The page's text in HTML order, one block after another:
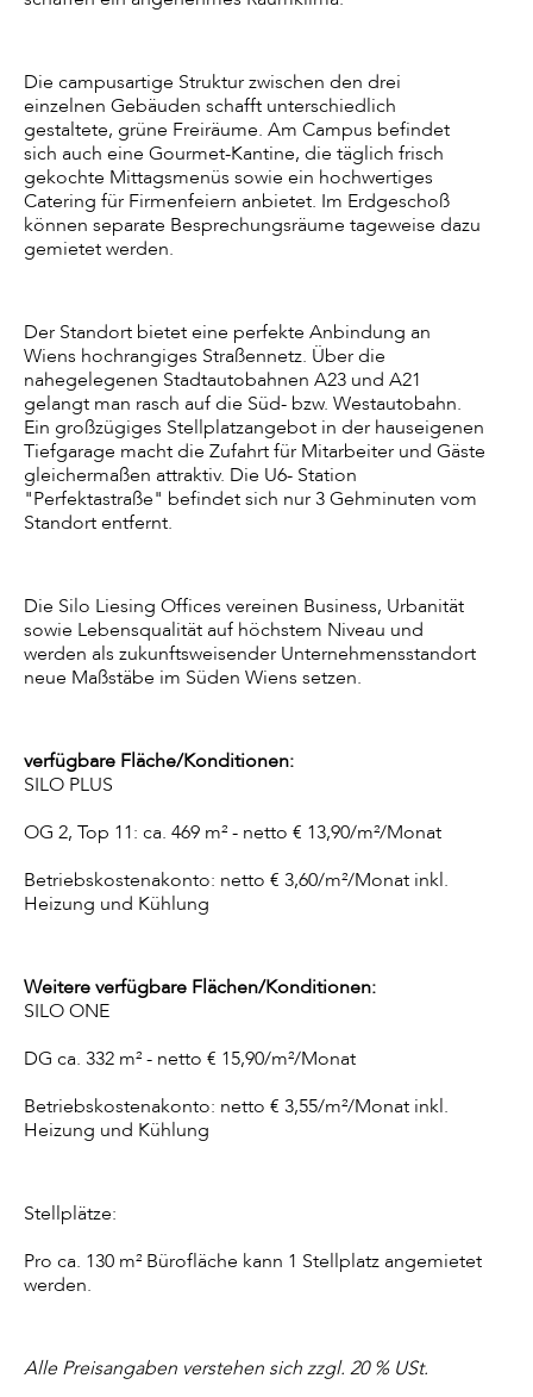
Die campusartige Struktur zwischen den drei
einzelnen Gebäuden schafft unterschiedlich
gestaltete, grüne Freiräume. Am Campus befindet
sich auch eine Gourmet-Kantine, die täglich frisch
gekochte Mittagsmenüs sowie ein hochwertiges
Catering für Firmenfeiern anbietet. Im Erdgeschoß
können separate Besprechungsräume tageweise dazu
gemietet werden.
Der Standort bietet eine perfekte Anbindung an
Wiens hochrangiges Straßennetz. Über die
nahegelegenen Stadtautobahnen A23 und A21
gelangt man rasch auf die Süd- bzw. Westautobahn.
Ein großzügiges Stellplatzangebot in der hauseigenen
Tiefgarage macht die Zufahrt für Mitarbeiter und Gäste
gleichermaßen attraktiv. Die U6- Station
"Perfektastraße" befindet sich nur 3 Gehminuten vom
Standort entfernt.
Die Silo Liesing Offices vereinen Business, Urbanität
sowie Lebensqualität auf höchstem Niveau und
werden als zukunftsweisender Unternehmensstandort
neue Maßstäbe im Süden Wiens setzen.
verfügbare Fläche/Konditionen:
SILO PLUS
OG 2, Top 11: ca. 469 m² - netto € 13,90/m²/Monat
Betriebskostenakonto: netto € 3,60/m²/Monat inkl.
Heizung und Kühlung
Weitere verfügbare Flächen/Konditionen:
SILO ONE
DG ca. 332 m² - netto € 15,90/m²/Monat
Betriebskostenakonto: netto € 3,55/m²/Monat inkl.
Heizung und Kühlung
Stellplätze:
Pro ca. 130 m² Bürofläche kann 1 Stellplatz angemietet
werden.
Alle Preisangaben verstehen sich zzgl. 20 % USt.